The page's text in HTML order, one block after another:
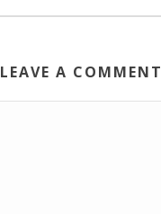
LEAVE A COMMENT